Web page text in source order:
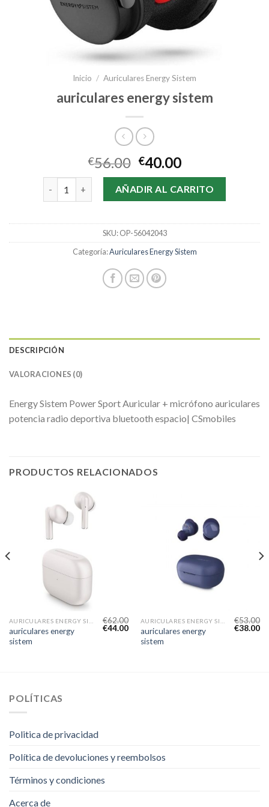
Inicio / Auriculares Energy Sistem
auriculares energy sistem
€56.00 €40.00
auriculares energy sistem cantidad
AÑADIR AL CARRITO
SKU:OP-56042043
Categoría:Auriculares Energy Sistem
DESCRIPCIÓN
VALORACIONES (0)
Energy Sistem Power Sport Auricular + micrófono auriculares
potencia radio deportiva bluetooth espacio| CSmobiles
PRODUCTOS RELACIONADOS
auriculares energy
sistem
€62.00
€44.00
auriculares energy
sistem
€53.00
€38.00
POLÍTICAS
Politica de privacidad
Política de devoluciones y reembolsos
Términos y condiciones
Acerca de